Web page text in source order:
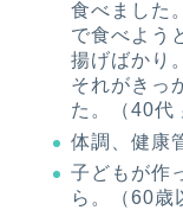
食べました
で食べよう
揚げばかり
それがきっ
た。（40代
体調、健康
子どもが作
ら。（60歳